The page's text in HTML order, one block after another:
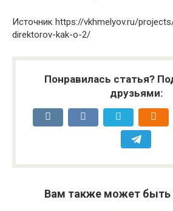
Источник https://vkhmelyov.ru/
direktorov-kak-o-2/
Понравилась статья?
друзьями:
Вам также может быть